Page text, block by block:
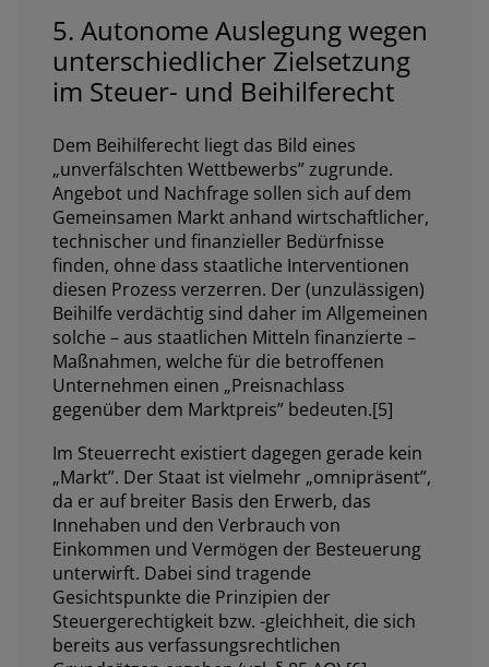
5. Autonome Auslegung wegen
unterschiedlicher Zielsetzung
im Steuer- und Beihilferecht
Dem Beihilferecht liegt das Bild eines
„unverfälschten Wettbewerbs” zugrunde.
Angebot und Nachfrage sollen sich auf dem
Gemeinsamen Markt anhand wirtschaftlicher,
technischer und finanzieller Bedürfnisse
finden, ohne dass staatliche Interventionen
diesen Prozess verzerren. Der (unzulässigen)
Beihilfe verdächtig sind daher im Allgemeinen
solche – aus staatlichen Mitteln finanzierte –
Maßnahmen, welche für die betroffenen
Unternehmen einen „Preisnachlass
gegenüber dem Marktpreis” bedeuten.[5]
Im Steuerrecht existiert dagegen gerade kein
„Markt”. Der Staat ist vielmehr „omnipräsent”,
da er auf breiter Basis den Erwerb, das
Innehaben und den Verbrauch von
Einkommen und Vermögen der Besteuerung
unterwirft. Dabei sind tragende
Gesichtspunkte die Prinzipien der
Steuergerechtigkeit bzw. -gleichheit, die sich
bereits aus verfassungsrechtlichen